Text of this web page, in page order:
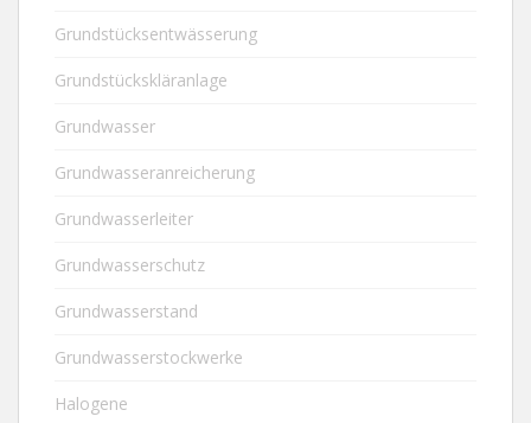
Grundstücksentwässerung
Grundstückskläranlage
Grundwasser
Grundwasseranreicherung
Grundwasserleiter
Grundwasserschutz
Grundwasserstand
Grundwasserstockwerke
Halogene